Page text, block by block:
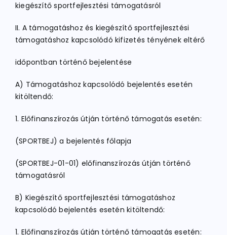
kiegészítő sportfejlesztési támogatásról
II. A támogatáshoz és kiegészítő sportfejlesztési
támogatáshoz kapcsolódó kifizetés tényének eltérő
időpontban történő bejelentése
A) Támogatáshoz kapcsolódó bejelentés esetén
kitöltendő:
1. Előfinanszírozás útján történő támogatás esetén:
(SPORTBEJ) a bejelentés főlapja
(SPORTBEJ-01-01) előfinanszírozás útján történő
támogatásról
B) Kiegészítő sportfejlesztési támogatáshoz
kapcsolódó bejelentés esetén kitöltendő:
1. Előfinanszírozás útján történő támogatás esetén: